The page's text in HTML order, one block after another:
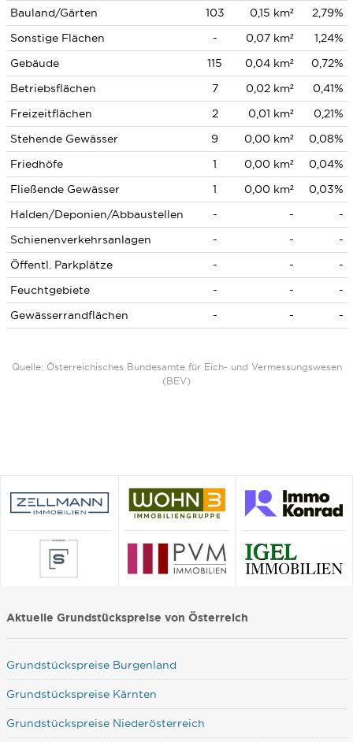
Bauland/Gärten 103 0,15 km²
2,79%
Sonstige Flächen
- 0,07 km²
1,24%
Gebäude
115 0,04 km²
0,72%
Betriebsflächen
7 0,02 km²
0,41%
Freizeitflächen
2 0,01 km²
0,21%
Stehende Gewässer
9 0,00 km²
0,08%
Friedhöfe
1 0,00 km²
0,04%
Fließende Gewässer
1 0,00 km²
0,03%
Halden/Deponien/Abbaustellen
- -
-
Schienenverkehrsanlagen
- -
-
Öffentl. Parkplätze
- -
-
Feuchtgebiete
- -
-
Gewässerrandflächen
- - -
Quelle: Österreichisches Bundesamte für Eich- und Vermessungswesen
(BEV)
Aktuelle Grundstückspreise von Österreich
Grundstückspreise Burgenland
Grundstückspreise Kärnten
Grundstückspreise Niederösterreich